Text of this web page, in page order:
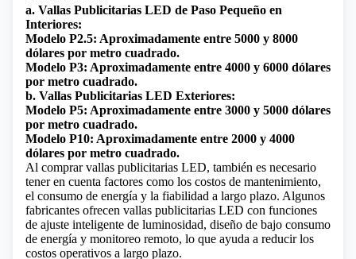
a. Vallas Publicitarias LED de Paso Pequeño en
Interiores:
Modelo P2.5: Aproximadamente entre 5000 y 8000
dólares por metro cuadrado.
Modelo P3: Aproximadamente entre 4000 y 6000 dólares
por metro cuadrado.
b. Vallas Publicitarias LED Exteriores:
Modelo P5: Aproximadamente entre 3000 y 5000 dólares
por metro cuadrado.
Modelo P10: Aproximadamente entre 2000 y 4000
dólares por metro cuadrado.
Al comprar vallas publicitarias LED, también es necesario
tener en cuenta factores como los costos de mantenimiento,
el consumo de energía y la fiabilidad a largo plazo. Algunos
fabricantes ofrecen vallas publicitarias LED con funciones
de ajuste inteligente de luminosidad, diseño de bajo consumo
de energía y monitoreo remoto, lo que ayuda a reducir los
costos operativos a largo plazo.